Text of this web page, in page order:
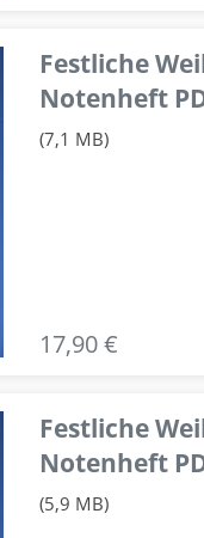
Festliche
Notenheft
(7,1 MB)
17,90 €
Festliche
Notenheft
(5,9 MB)